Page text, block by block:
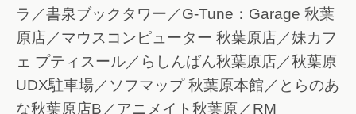
ラ／書泉ブックタワー／G-Tune：Garage 秋葉
原店／マウスコンピューター 秋葉原店／妹カフ
ェ プティスール／らしんばん秋葉原店／秋葉原
UDX駐車場／ソフマップ 秋葉原本館／とらのあ
な秋葉原店B／アニメイト秋葉原／RM